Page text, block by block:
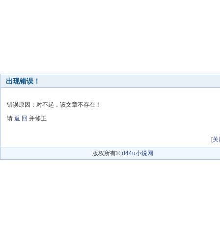
出现错误！
错误原因：对不起，该文章不存在！
请 返 回 并修正
[关
版权所有© d44u小说网